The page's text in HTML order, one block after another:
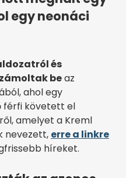
egy neonáci
és
beaz
ahol egy
férfi követett el
amelyet a Kreml
nevezett, erre a linkre
híreket.